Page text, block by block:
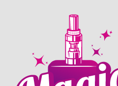
content
Accueil /Prima /